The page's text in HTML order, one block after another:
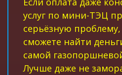
услуг по мини-ТЭЦ
серьёзную
сможете найти
самой
Лучше даже не